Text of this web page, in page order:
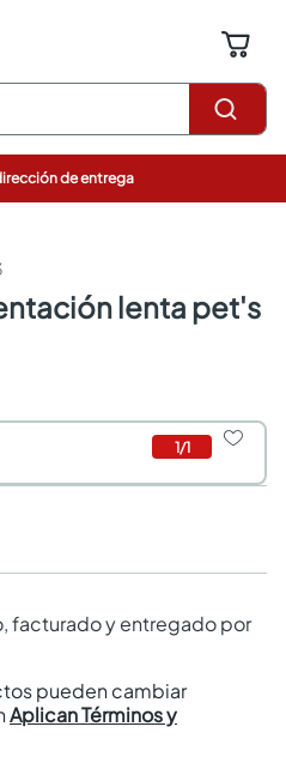
de entrega
1/1
facturado y entregado por
pueden cambiar
Aplican Términos y